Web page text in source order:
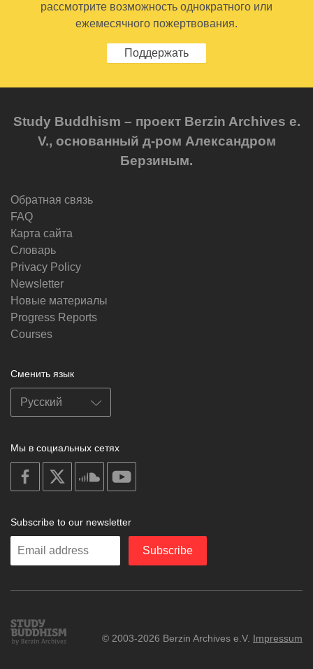
рассмотрите возможность однократного или
ежемесячного пожертвования.
Поддержать
Study Buddhism – проект Berzin Archives e.
V., основанный д-ром Александром
Берзиным.
Обратная связь
FAQ
Карта сайта
Словарь
Privacy Policy
Newsletter
Новые материалы
Progress Reports
Courses
Сменить язык
Мы в социальных сетях
on
facebook
soundcloud
Subscribe to our newsletter
Enter
Subscribe
Study
Buddhism
© 2003-2026 Berzin Archives e.V. Impressum